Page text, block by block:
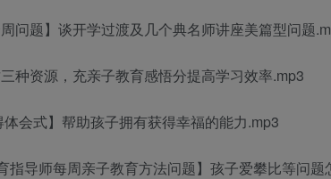
周问题】谈开学过渡及几个典名师讲座美篇型问题
种资源，充亲子教育感悟分提高学习效率.mp3
体会式】帮助孩子拥有获得幸福的能力.mp3
指导师每周亲子教育方法问题】孩子爱攀比等问题